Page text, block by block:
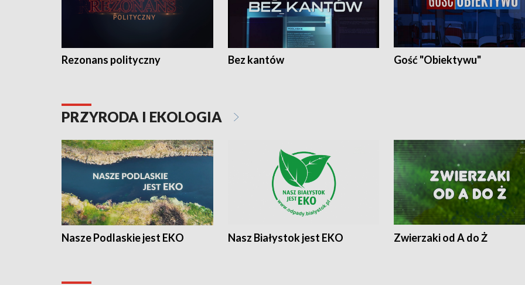
Rezonans polityczny Bez kantów Gość "Obiektywu"
PRZYRODA I EKOLOGIA
Nasze Podlaskie jest EKO Nasz Białystok jest EKO Zwierzaki od A do Ż